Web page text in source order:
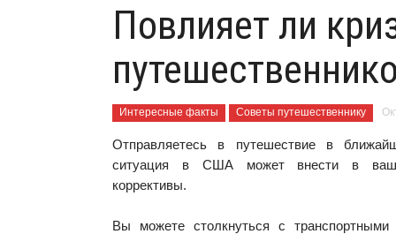
Повлияет ли
Интересные факты Советы путешественнику
Отправляетесь в путешествие в
ситуация в США может внести в
коррективы.
Вы можете столкнуться с